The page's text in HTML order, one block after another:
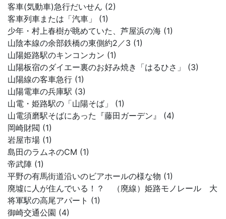
客車(気動車)急行だいせん (2)
客車列車または「汽車」 (1)
少年・村上春樹が眺めていた、芦屋浜の海 (1)
山陰本線の余部鉄橋の東側約2／3 (1)
山陽姫路駅のキンコンカン (1)
山陽板宿のダイエー裏のお好み焼き「はるひさ」 (3)
山陽線の客車急行 (1)
山陽電車の兵庫駅 (3)
山電・姫路駅の「山陽そば」 (1)
山電須磨駅そばにあった『藤田ガーデン』 (4)
岡崎財閥 (1)
岩屋市場 (1)
島田のラムネのCM (1)
帝武陣 (1)
平野の有馬街道沿いのビアホールの様な物 (1)
廃墟に人が住んでいる！？ （廃線）姫路モノレール 大
将軍駅の高尾アパート (1)
御崎交通公園 (4)